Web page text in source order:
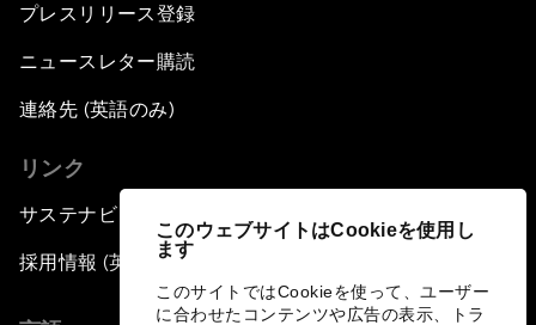
このウェブサイトはCookieを使用し
ます
このサイトではCookieを使って、ユーザー
に合わせたコンテンツや広告の表示、トラ
プレスリリース登録
ニュースレター購読
連絡先 (英語のみ)
リンク
サステナビリティへの取り組み
採用情報 (英語のみ)